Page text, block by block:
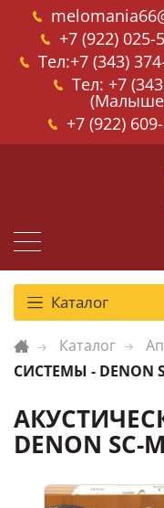
+7 (922) 025-
Тел:+7 (343)
Тел: +7
+7 (922)
Каталог
Каталог
СИСТЕМЫ - DENON
DENON SC-